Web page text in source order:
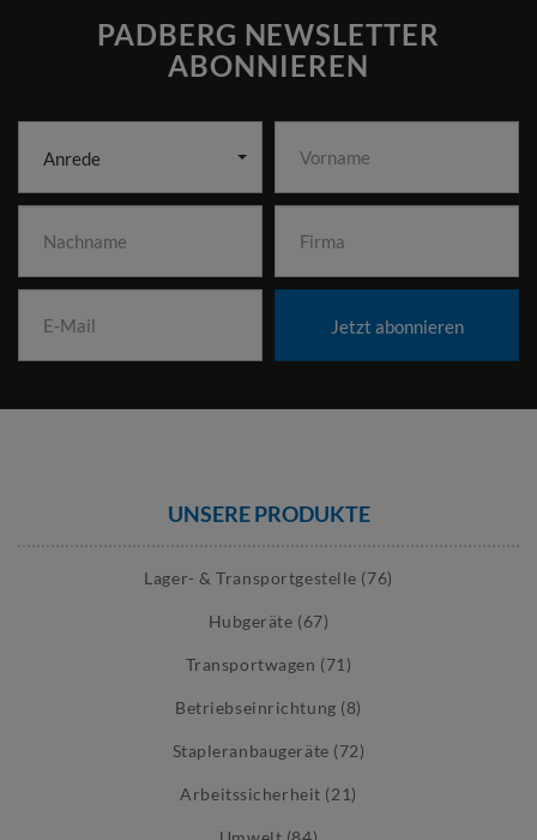
PADBERG NEWSLETTER
ABONNIEREN
Anrede
Jetzt abonnieren
UNSERE PRODUKTE
Lager- & Transportgestelle (76)
Hubgeräte (67)
Transportwagen (71)
Betriebseinrichtung (8)
Stapleranbaugeräte (72)
Arbeitssicherheit (21)